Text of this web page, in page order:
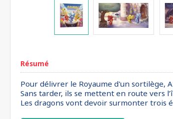
Résumé
Pour délivrer le Royaume d'un sortilège,
Sans tarder, ils se mettent en route vers
Les dragons vont devoir surmonter trois